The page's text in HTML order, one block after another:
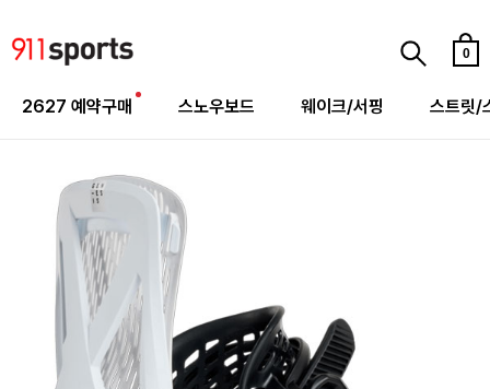
0
2627 예약구매 스노우보드 웨이크/서핑 스트릿/